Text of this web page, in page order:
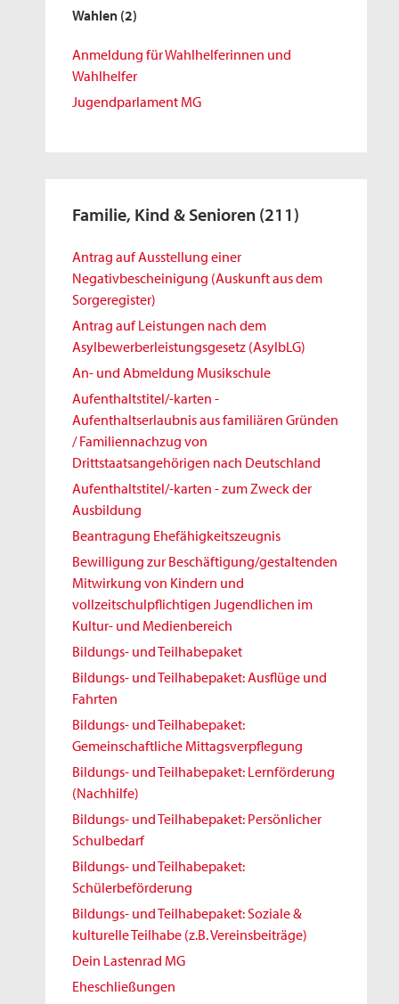
Wahlen (2)
Anmeldung für Wahlhelferinnen und
Wahlhelfer
Jugendparlament MG
Familie, Kind & Senioren (211)
Antrag auf Ausstellung einer
Negativbescheinigung (Auskunft aus dem
Sorgeregister)
Antrag auf Leistungen nach dem
Asylbewerberleistungsgesetz (AsylbLG)
An- und Abmeldung Musikschule
Aufenthaltstitel/-karten -
Aufenthaltserlaubnis aus familiären Gründen
/ Familiennachzug von
Drittstaatsangehörigen nach Deutschland
Aufenthaltstitel/-karten - zum Zweck der
Ausbildung
Beantragung Ehefähigkeitszeugnis
Bewilligung zur Beschäftigung/gestaltenden
Mitwirkung von Kindern und
vollzeitschulpflichtigen Jugendlichen im
Kultur- und Medienbereich
Bildungs- und Teilhabepaket
Bildungs- und Teilhabepaket: Ausflüge und
Fahrten
Bildungs- und Teilhabepaket:
Gemeinschaftliche Mittagsverpflegung
Bildungs- und Teilhabepaket: Lernförderung
(Nachhilfe)
Bildungs- und Teilhabepaket: Persönlicher
Schulbedarf
Bildungs- und Teilhabepaket:
Schülerbeförderung
Bildungs- und Teilhabepaket: Soziale &
kulturelle Teilhabe (z.B. Vereinsbeiträge)
Dein Lastenrad MG
Eheschließungen